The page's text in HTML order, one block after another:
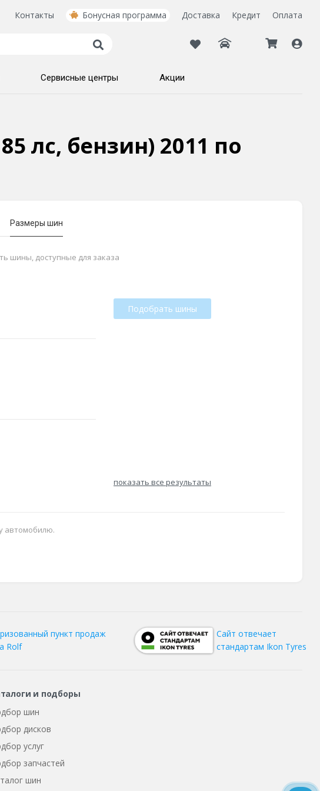
Контакты Бонусная программа Доставка Кредит Оплата
Сервисные центры Акции
лс, бензин) 2011 по
Размеры шин
шины, доступные для заказа
Подобрать шины
показать все результаты
автомобилю.
пункт продаж
Rolf
Сайт отвечает
стандартам Ikon Tyres
и подборы
шин
дисков
услуг
запчастей
шин